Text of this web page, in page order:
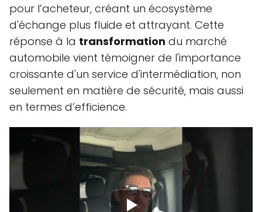
pour l’acheteur, créant un écosystème
d'échange plus fluide et attrayant. Cette
réponse à la transformation du marché
automobile vient témoigner de l'importance
croissante d'un service d'intermédiation, non
seulement en matière de sécurité, mais aussi
en termes d’efficience.